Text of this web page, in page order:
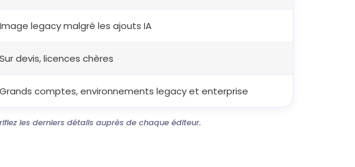
Image legacy malgré les ajouts IA
Sur devis, licences chères
Grands comptes, environnements legacy et enterprise
les derniers détails auprès de chaque éditeur.